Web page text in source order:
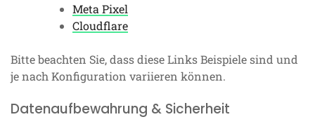
Meta Pixel
Cloudflare
Bitte beachten Sie, dass diese Links Beispiele sind und
je nach Konfiguration variieren können.
Datenaufbewahrung & Sicherheit